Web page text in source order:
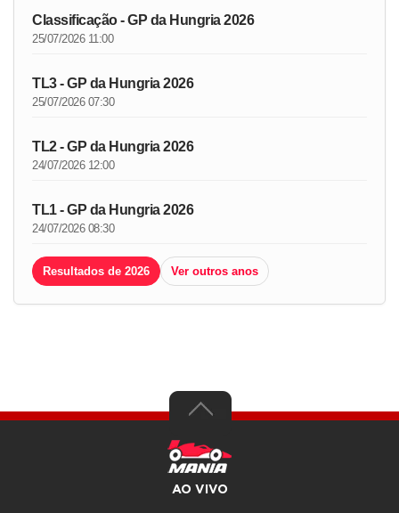
Classificação - GP da Hungria 2026
25/07/2026 11:00
TL3 - GP da Hungria 2026
25/07/2026 07:30
TL2 - GP da Hungria 2026
24/07/2026 12:00
TL1 - GP da Hungria 2026
24/07/2026 08:30
Resultados de 2026 Ver outros anos
AO VIVO